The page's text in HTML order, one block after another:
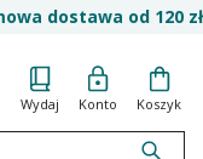
dostawa od 120 zł
Wydaj Konto Koszyk